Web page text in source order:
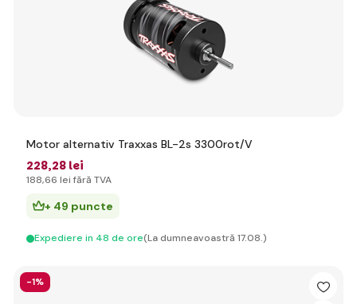
Motor alternativ Traxxas BL-2s 3300rot/V
228,28 lei
188,66 lei fără TVA
+ 49 puncte
Expediere in 48 de ore(La dumneavoastră 17.08.)
-1%